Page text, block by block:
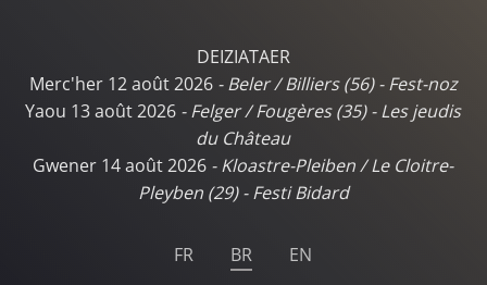
DEIZIATAER
Merc'her 12 août 2026 -Beler / Billiers (56) - Fest-noz
Yaou 13 août 2026 -Felger / Fougères (35) - Les jeudis
du Château
Gwener 14 août 2026 -Kloastre-Pleiben / Le Cloitre-
Pleyben (29) - Festi Bidard
FR BR EN